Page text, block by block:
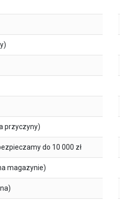
przyczyny)
do 10 000 zł
magazynie)